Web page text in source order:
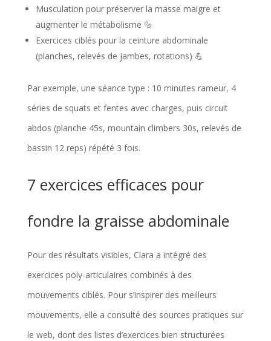
Musculation pour préserver la masse maigre et
augmenter le métabolisme 🔩
Exercices ciblés pour la ceinture abdominale
(planches, relevés de jambes, rotations) 💪
Par exemple, une séance type : 10 minutes rameur, 4
séries de squats et fentes avec charges, puis circuit
abdos (planche 45s, mountain climbers 30s, relevés de
bassin 12 reps) répété 3 fois.
7 exercices efficaces pour
fondre la graisse abdominale
Pour des résultats visibles, Clara a intégré des
exercices poly-articulaires combinés à des
mouvements ciblés. Pour s’inspirer des meilleurs
mouvements, elle a consulté des sources pratiques sur
le web, dont des listes d’exercices bien structurées